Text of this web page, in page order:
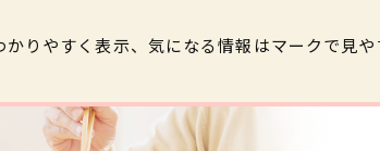
りやすく表示、気になる情報はマークで見